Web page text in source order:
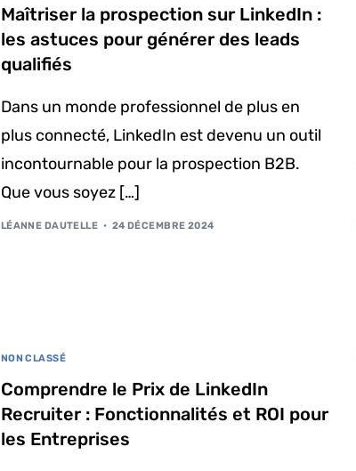
Maîtriser la prospection sur LinkedIn :
les astuces pour générer des leads
qualifiés
Dans un monde professionnel de plus en
plus connecté, LinkedIn est devenu un outil
incontournable pour la prospection B2B.
Que vous soyez […]
LÉANNE DAUTELLE 24 DÉCEMBRE 2024
NON CLASSÉ
Comprendre le Prix de LinkedIn
Recruiter : Fonctionnalités et ROI pour
les Entreprises